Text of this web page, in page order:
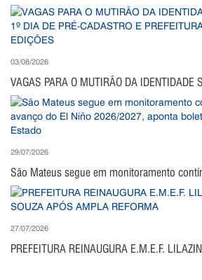
03/08/2026
VAGAS PARA O MUTIRÃO DA IDENTIDADE
29/07/2026
São Mateus segue em monitoramento
27/07/2026
PREFEITURA REINAUGURA E.M.E.F.